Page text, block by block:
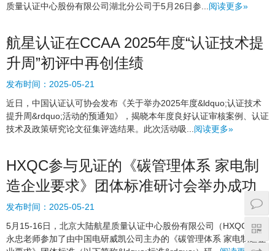
质量认证中心股份有限公司湖北分公司于5月26日参... 阅读更多»
航星认证在CCAA 2025年度“认证技术提
升周”初评中再创佳绩
发布时间： 2025-05-21
近日，中国认证认可协会发布《关于举办2025年度&ldquo;认证技术
提升周&rdquo;活动的预通知》，揭晓本年度良好认证审核案例、认证
技术及政策研究论文征集评选结果。此次活动吸... 阅读更多»
HXQC参与见证的《碳管理体系 家电制
造企业要求》团体标准研讨会举办成功
发布时间： 2025-05-21
5月15-16日，北京大陆航星质量认证中心股份有限公司（HXQC ）陈
永忠老师参加了由中国电研威凯公司主办的《碳管理体系 家电制造企